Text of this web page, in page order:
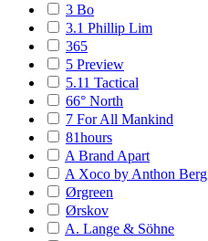
3 Bo
3.1 Phillip Lim
365
5 Preview
5.11 Tactical
66° North
7 For All Mankind
81hours
A Brand Apart
A Xoco by Anthon Berg
Ørgreen
Ørskov
A. Lange & Söhne